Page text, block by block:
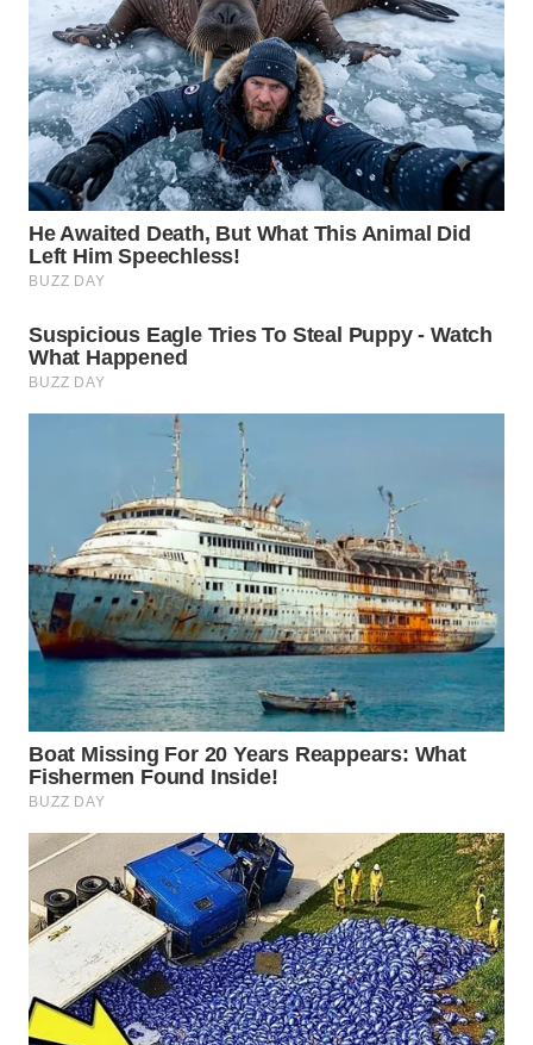
PADANG
LAWAS
WN
SUMEDANG
WN
CIANJUR
WN
SERIBU
WN
TANGERANG
WN
CIREBON
WN
INDRAMAYU
WN
KUNINGAN
WN
MAJALENGKA
WN
SUBANG
WN
SUKABUMI